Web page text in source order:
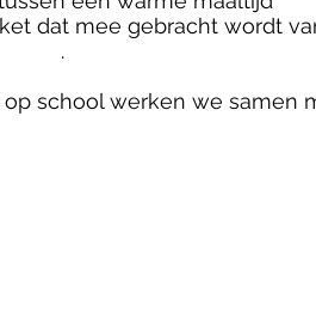
dat mee gebracht wordt
.
school werken we samen